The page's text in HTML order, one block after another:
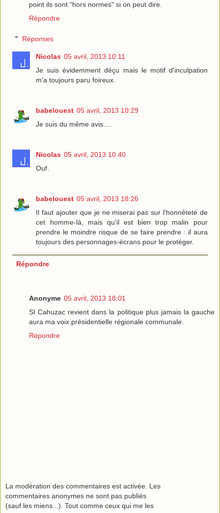
point ils sont "hors normes" si on peut dire.
Répondre
Réponses
Nicolas 05 avril, 2013 10:11
Je suis évidemment déçu mais le motif d'inculpation
m'a toujours paru foireux.
babelouest 05 avril, 2013 10:29
Je suis du même avis....
Nicolas 05 avril, 2013 10:40
Ouf.
babelouest 05 avril, 2013 18:26
Il faut ajouter que je ne miserai pas sur l'honnêteté de
cet homme-là, mais qu'il est bien trop malin pour
prendre le moindre risque de se faire prendre : il aura
toujours des personnages-écrans pour le protéger.
Répondre
Anonyme 05 avril, 2013 18:01
SI Cahuzac revient dans la politique plus jamais la gauche
aura ma voix présidentielle régionale communale.
Répondre
La modération des commentaires est activée. Les
commentaires anonymes ne sont pas publiés
(sauf les miens...). Tout comme ceux qui me les